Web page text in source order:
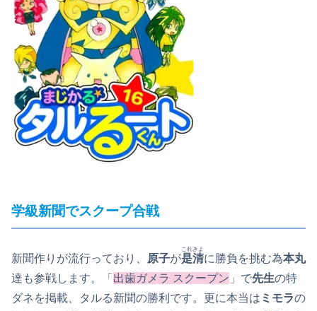
学級新聞でスクープ合戦
新聞作りが流行っており、 原子が是清
これきよ
に勝負を挑む為本丸
達も参戦します。「 出歯ガメラ スクープン 」で先生の特
ダネを掲載、タルる新聞の勝利です。更に本当は ミモラの